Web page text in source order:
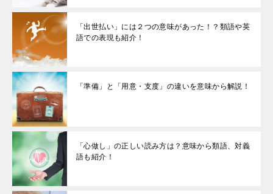
「出世払い」には２つの意味があった！？類語や英
語での表現も紹介！
「準備」と「用意・支度」の違いを意味から解説！
「心做し」の正しい読み方は？意味から類語、対義
語も紹介！